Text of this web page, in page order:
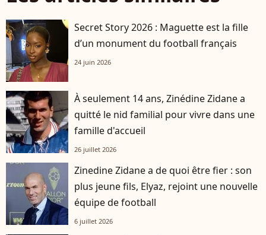
Secret Story 2026 : Maguette est la fille
d’un monument du football français
24 juin 2026
À seulement 14 ans, Zinédine Zidane a
quitté le nid familial pour vivre dans une
famille d'accueil
26 juillet 2026
Zinedine Zidane a de quoi être fier : son
plus jeune fils, Elyaz, rejoint une nouvelle
équipe de football
6 juillet 2026